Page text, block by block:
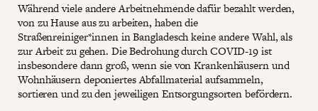
Während viele andere Arbeitnehmende dafür bezahlt werden,
von zu Hause aus zu arbeiten, haben die
Straßenreiniger*innen in Bangladesch keine andere Wahl, als
zur Arbeit zu gehen. Die Bedrohung durch COVID-19 ist
insbesondere dann groß, wenn sie von Krankenhäusern und
Wohnhäusern deponiertes Abfallmaterial aufsammeln,
sortieren und zu den jeweiligen Entsorgungsorten befördern.